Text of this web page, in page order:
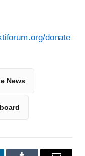
donate
News